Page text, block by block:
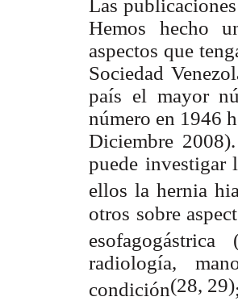
Las
Hemos hecho
aspectos que
Sociedad
país el mayor
número en 1946
Diciembre
puede investigar
ellos la hernia
otros sobre
esofagogástrica
radiología,
condición(28, 29)